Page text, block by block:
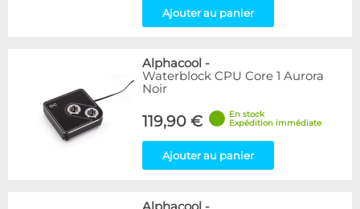
Ajouter au panier
Alphacool -
Waterblock CPU Core 1 Aurora
Noir
119,90 €
En stock
Expédition immédiate
Ajouter au panier